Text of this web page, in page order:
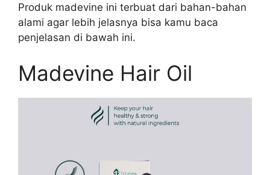
Produk madevine ini terbuat dari bahan-bahan
alami agar lebih jelasnya bisa kamu baca
penjelasan di bawah ini.
Madevine Hair Oil